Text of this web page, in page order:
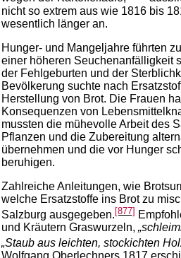
nicht so extrem aus wie 1816 bis
wesentlich länger an.
Hunger- und Mangeljahre führten
einer höheren Seuchenanfälligkeit
der Fehlgeburten und der
Bevölkerung suchte nach
Herstellung von Brot. Die Frauen
Konsequenzen von
mussten die mühevolle Arbeit des
Pflanzen und die Zubereitung
übernehmen und die vor Hunger
beruhigen.
Zahlreiche Anleitungen, wie
welche Ersatzstoffe ins Brot zu
Salzburg ausgegeben.[877]
und Kräutern Graswurzeln,
„Staub aus leichten, stockichten